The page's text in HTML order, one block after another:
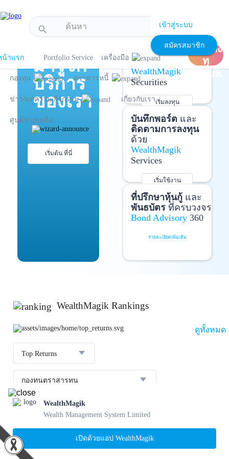
search เข้าสู่ระบบ
สมัครสมาชิก
น้าแรก
Portfolio Service เครื่องมือ
กองทุน ตราสารหนี้
ข่าว/บทความ/กิจกรรม เกี่ยวกับเรา
ศูนย์ช่วยเหลือ
เปิด
บัญชีลง
ทุ
นกับบล.
แนะนำ
มารู้จัก
บริการ
ของเรา
เริ่มต้น ที่นี่
เปิดบัญชี
และ
ลงทุนด้วยตัวเอง
ได้ที่
WealthMagik
Securities
เริ่มลงทุน
รายละเอียดเพิ่มเติม
บันทึกพอร์ตและ
ติดตามการลงทุน
ด้วย
WealthMagik
Services
เริ่มใช้งาน
รายละเอียดเพิ่มเติม
ที่ปรึกษาหุ้นกู้และ
พันธบัตรที่ครบวงจร
Bond Advisory360
รายละเอียดเพิ่มเติม
WealthMagik Rankings
ดูทั้งหมด
Top Returns
กองทุนตราสารทุน
กองทุน บลจ.
1
SCBBANKINGE
23.36 %
WealthMagik
Wealth Management System Limited
เปิดด้วยแอป WealthMagik